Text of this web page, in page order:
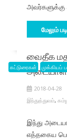
மேலும்
கட்டுரைகள் முக்கியப்
வைதீக
அடையாள
2018-04-28
இந்துத்துவம்,
இந்து
எத்தகைய